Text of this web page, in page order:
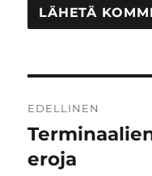
selaus
EDELLINEN
Edellinen
artikkeli:
eroja